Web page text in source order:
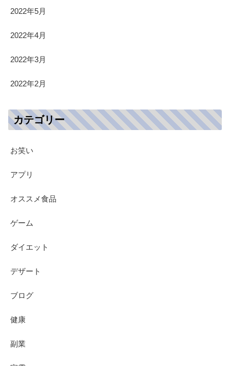
2022年5月
2022年4月
2022年3月
2022年2月
カテゴリー
お笑い
アプリ
オススメ食品
ゲーム
ダイエット
デザート
ブログ
健康
副業